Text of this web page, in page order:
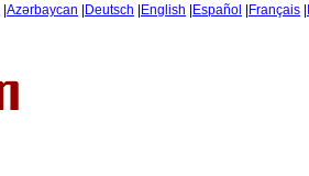
Azərbaycan Deutsch English Español Français